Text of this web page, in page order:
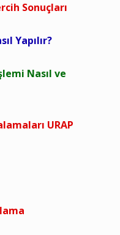
Sonuçları
Yapılır?
Nasıl ve
URAP